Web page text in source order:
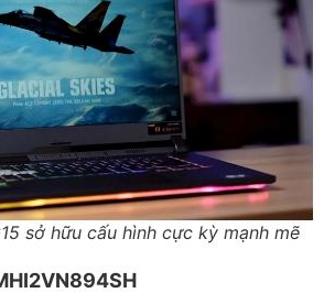
sở hữu cấu hình cực kỳ mạnh mẽ